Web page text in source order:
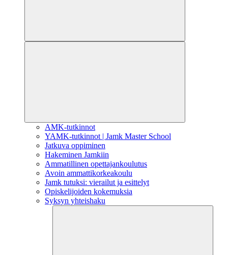
AMK-tutkinnot
YAMK-tutkinnot | Jamk Master School
Jatkuva oppiminen
Hakeminen Jamkiin
Ammatillinen opettajankoulutus
Avoin ammattikorkeakoulu
Jamk tutuksi: vierailut ja esittelyt
Opiskelijoiden kokemuksia
Syksyn yhteishaku